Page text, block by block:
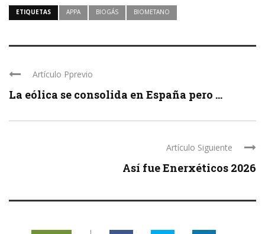
ETIQUETAS APPA BIOGÁS BIOMETANO
Artículo Pprevio
La eólica se consolida en España pero ...
Artículo Siguiente
Así fue Enerxéticos 2026